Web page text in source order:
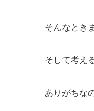
そんなとき
そして考え
ありがちな